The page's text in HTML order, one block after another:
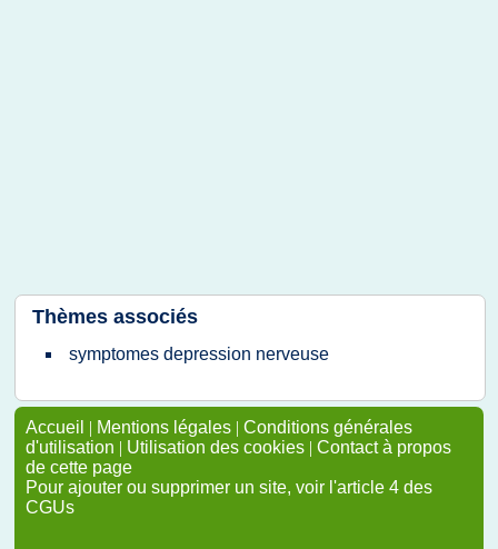
Thèmes associés
symptomes depression nerveuse
Accueil | Mentions légales | Conditions générales
d'utilisation | Utilisation des cookies | Contact à propos
de cette page
Pour ajouter ou supprimer un site, voir l'article 4 des
CGUs